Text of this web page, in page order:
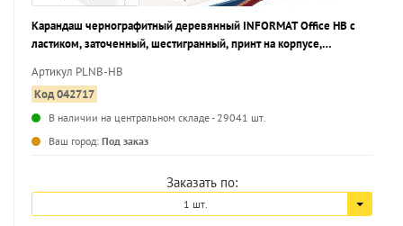
Карандаш чернографитный деревянный INFORMAT Office НВ с
ластиком, заточенный, шестигранный, принт на корпусе,
Артикул PLNB-HB
Код 042717
В наличии на центральном складе - 29041 шт.
Ваш город: Под заказ
Заказать по:
1 шт.